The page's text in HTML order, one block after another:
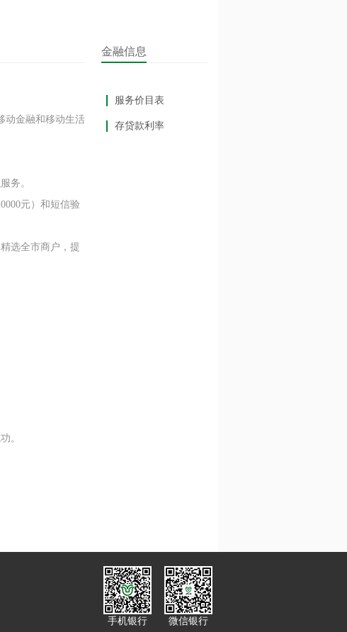
金融和移动生活
务。
元）和短信验
选全市商户，提
。
金融信息
服务价目表
存贷款利率
手机银行
微信银行